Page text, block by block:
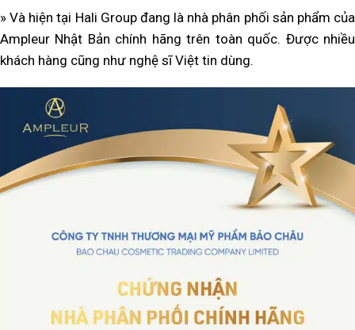
» Và hiện tại Hali Group đang là nhà phân phối sản phẩm của
Ampleur Nhật Bản chính hãng trên toàn quốc. Được nhiều
khách hàng cũng như nghệ sĩ Việt tin dùng.